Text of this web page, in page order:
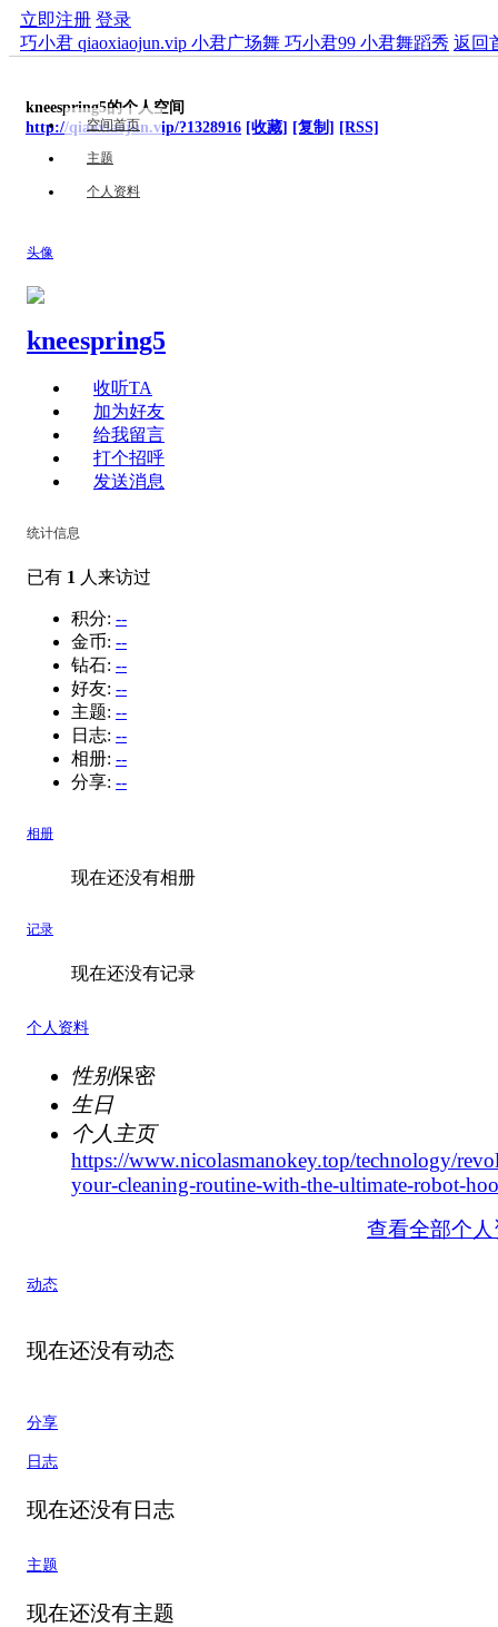
立即注册 登录
巧小君 qiaoxiaojun.vip 小君广场舞 巧小君99 小君舞蹈秀 返回
kneespring5的个人空间
http://qiaoxiaojun.vip/?1328916 [收藏] [复制] [RSS]
空间首页
主题
个人资料
头像
kneespring5
收听TA
加为好友
给我留言
打个招呼
发送消息
统计信息
已有 1 人来访过
积分: --
金币: --
钻石: --
好友: --
主题: --
日志: --
相册: --
分享: --
相册
现在还没有相册
记录
现在还没有记录
个人资料
性别保密
生日
个人主页
https://www.nicolasmanokey.top/technology/
your-cleaning-routine-with-the-ultimate-robot-
查看全部个
动态
现在还没有动态
分享
日志
现在还没有日志
主题
现在还没有主题